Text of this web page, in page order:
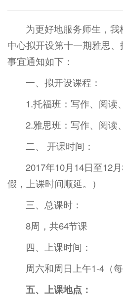
为更好地服务师生，
中心拟开设第十一期雅思
事宜通知如下：
一、拟开设课程：
1.托福班：写作、阅读
2.雅思班：写作、阅读
二、 开课时间：
2017年10月14日至12
假，上课时间顺延。）
三、总课时：
8周，共64节课
四、上课时间：
周六和周日上午1-4（每
五、上课地点：